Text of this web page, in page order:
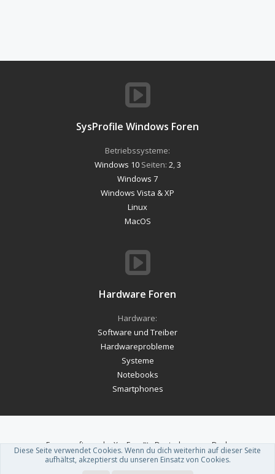
SysProfile Windows Foren
Betriebssysteme:
Windows 10Seiten: 2 3
Windows 7
Windows Vista & XP
Linux
MacOS
Hardware Foren
Hardware:
Software und Treiber
Hardwareprobleme
Systeme
Notebooks
Smartphones
Forum software by XenForo™-Deutsch von xenDach
Theme designed byThemeHouse .
Diese Seite verwendet Cookies. Wenn du dich weiterhin auf dieser Seite
aufhältst, akzeptierst du unseren Einsatz von Cookies.